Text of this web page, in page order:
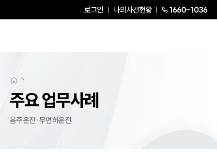
로그인 나의사건현황 1660-1036
주요 업무사례
음주운전·무면허운전